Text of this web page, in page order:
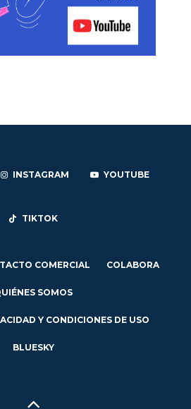
INSTAGRAM YOUTUBE
TIKTOK
COMERCIAL COLABORA
SOMOS
Y CONDICIONES DE USO
BLUESKY